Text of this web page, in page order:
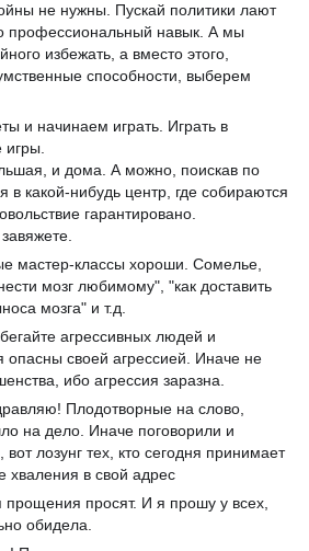
не нужны. Пускай политики лают
профессиональный навык. А мы
избежать, а вместо этого,
способности, выберем
и начинаем играть. Играть в
и дома. А можно, поискав по
в какой-нибудь центр, где собираются
гарантировано.
мастер-классы хороши. Сомелье,
мозг любимому", "как доставить
мозга" и т.д.
агрессивных людей и
опасны своей агрессией. Иначе не
ибо агрессия заразна.
Плодотворные на слово,
на дело. Иначе поговорили и
лозунг тех, кто сегодня принимает
хваления в свой адрес
прощения просят. И я прошу у всех,
обидела.